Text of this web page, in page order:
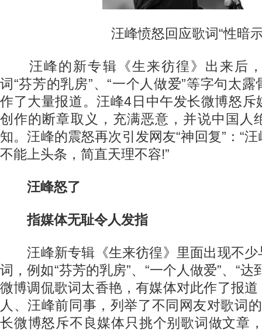
汪峰愤怒回应歌词“性暗
汪峰的新专辑《生来彷徨》出来后，
词“芬芳的乳房”、“一个人做爱”等字句太
作了大量报道。汪峰4日中午发长微博怒斥
创作的断章取义，充满恶意，并说中国人
知。汪峰的震怒再次引发网友“神回复”：“
不能上头条，简直天理不容!”
汪峰怒了
指媒体无耻令人发指
汪峰新专辑《生来彷徨》里面出现不少
词，例如“芬芳的乳房”、“一个人做爱”、“达
微博调侃歌词太香艳，有媒体对此作了报
人、汪峰前同事，列举了不同网友对歌词
长微博怒斥不良媒体只挑个别歌词做文章